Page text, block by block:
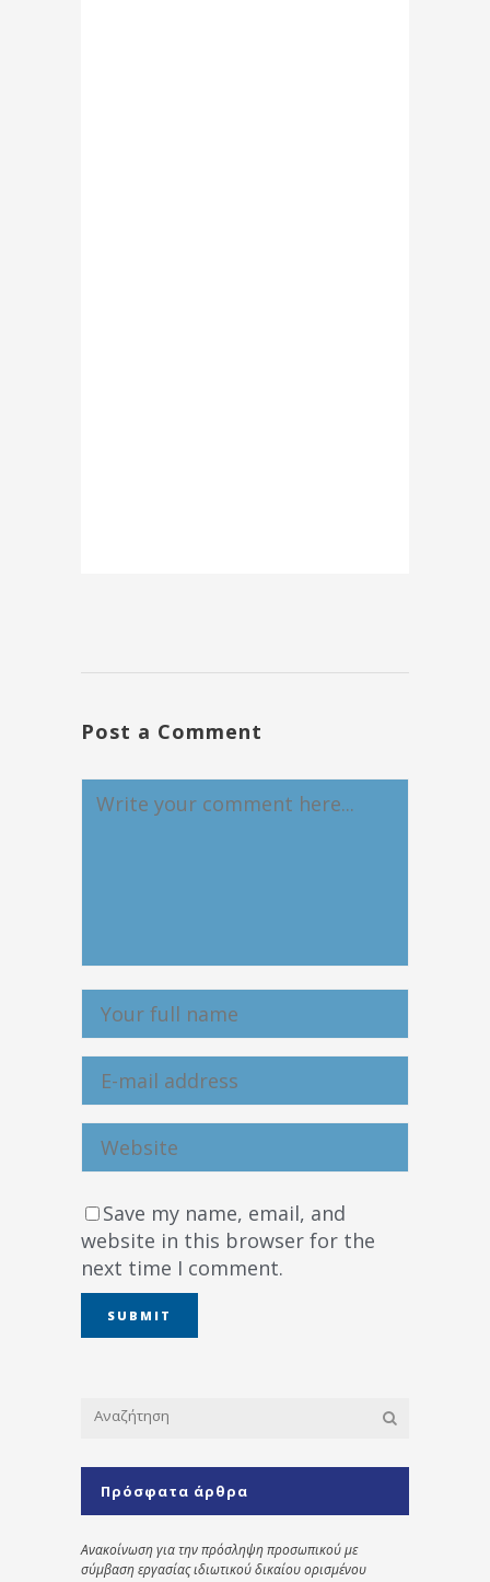
Post a Comment
Save my name, email, and
website in this browser for the
next time I comment.
Πρόσφατα άρθρα
Ανακοίνωση για την πρόσληψη προσωπικού με
σύμβαση εργασίας ιδιωτικού δικαίου ορισμένου